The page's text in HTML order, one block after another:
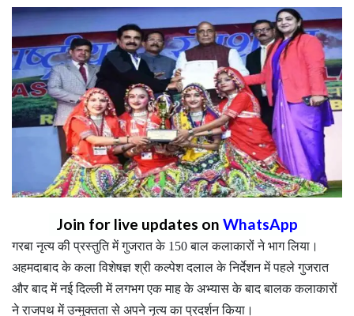
Join for live updates on WhatsApp
गरबा नृत्य की प्रस्तुति में गुजरात के 150 बाल कलाकारों ने भाग लिया।
अहमदाबाद के कला विशेषज्ञ श्री कल्पेश दलाल के निर्देशन में पहले गुजरात
और बाद में नई दिल्ली में लगभग एक माह के अभ्यास के बाद बालक कलाकारों
ने राजपथ में उन्मुक्तता से अपने नृत्य का प्रदर्शन किया।